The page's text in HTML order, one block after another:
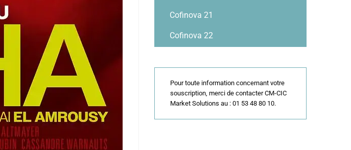
Cofinova 21
Cofinova 22
Pour toute information concernant votre
souscription, merci de contacter CM-CIC
Market Solutions au : 01 53 48 80 10.